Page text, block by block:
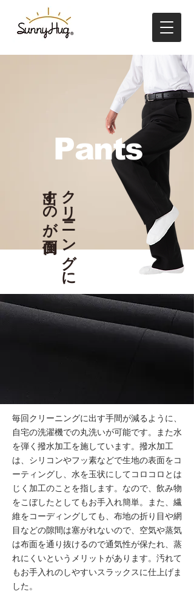
Pants
クリーニングに
出すのが面倒
毎回クリーニングに出す手間が減るように、
自宅の洗濯機での丸洗いが可能です。また水
を弾く撥水加工を施しています。撥水加工
は、シリコンやフッ素などで生地の表面をコ
ーティングし、水を玉状にしてコロコロとは
じく加工のことを指します。なので、飲み物
をこぼしたとしてもお手入れ簡単。また、繊
維をコーディングしても、布地の折り目や網
目などの隙間は塞がれないので、空気や蒸気
は布面を通り抜けるので通気性が保たれ、蒸
れにくいというメリットがあります。汚れて
もお手入れのしやすいスラックスに仕上げま
した。